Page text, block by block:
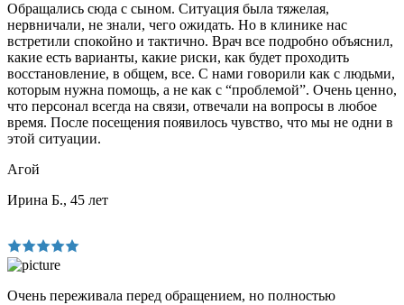
Обращались сюда с сыном. Ситуация была тяжелая,
нервничали, не знали, чего ожидать. Но в клинике нас
встретили спокойно и тактично. Врач все подробно объяснил,
какие есть варианты, какие риски, как будет проходить
восстановление, в общем, все. С нами говорили как с людьми,
которым нужна помощь, а не как с “проблемой”. Очень ценно,
что персонал всегда на связи, отвечали на вопросы в любое
время. После посещения появилось чувство, что мы не одни в
этой ситуации.
Агой
Ирина Б., 45 лет
Очень переживала перед обращением, но полностью